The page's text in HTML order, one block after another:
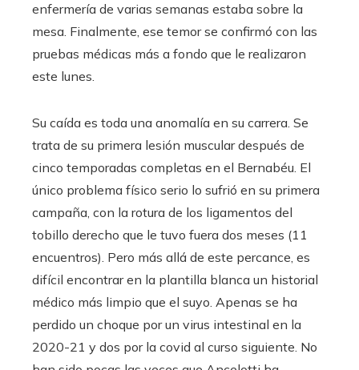
enfermería de varias semanas estaba sobre la
mesa. Finalmente, ese temor se confirmó con las
pruebas médicas más a fondo que le realizaron
este lunes.
Su caída es toda una anomalía en su carrera. Se
trata de su primera lesión muscular después de
cinco temporadas completas en el Bernabéu. El
único problema físico serio lo sufrió en su primera
campaña, con la rotura de los ligamentos del
tobillo derecho que le tuvo fuera dos meses (11
encuentros). Pero más allá de este percance, es
difícil encontrar en la plantilla blanca un historial
médico más limpio que el suyo. Apenas se ha
perdido un choque por un virus intestinal en la
2020-21 y dos por la covid al curso siguiente. No